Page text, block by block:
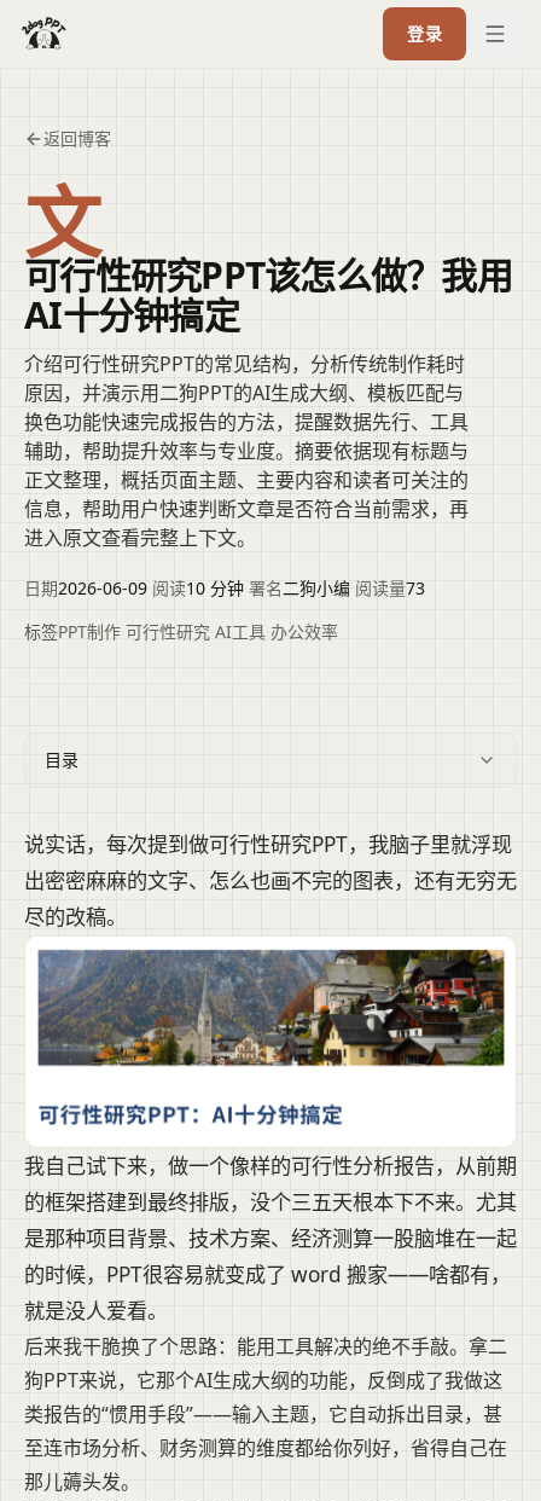
登录
返回博客
文
可行性研究PPT该怎么做？我用
AI十分钟搞定
介绍可行性研究PPT的常见结构，分析传统制作耗时
原因，并演示用二狗PPT的AI生成大纲、模板匹配与
换色功能快速完成报告的方法，提醒数据先行、工具
辅助，帮助提升效率与专业度。摘要依据现有标题与
正文整理，概括页面主题、主要内容和读者可关注的
信息，帮助用户快速判断文章是否符合当前需求，再
进入原文查看完整上下文。
日期2026-06-09 阅读10 分钟 署名二狗小编 阅读量73
标签PPT制作 可行性研究 AI工具 办公效率
目录
说实话，每次提到做可行性研究PPT，我脑子里就浮现
出密密麻麻的文字、怎么也画不完的图表，还有无穷无
尽的改稿。
我自己试下来，做一个像样的可行性分析报告，从前期
的框架搭建到最终排版，没个三五天根本下不来。尤其
是那种项目背景、技术方案、经济测算一股脑堆在一起
的时候，PPT很容易就变成了 word 搬家——啥都有，
就是没人爱看。
后来我干脆换了个思路：能用工具解决的绝不手敲。拿二
狗PPT来说，它那个AI生成大纲的功能，反倒成了我做这
类报告的“惯用手段”——输入主题，它自动拆出目录，甚
至连市场分析、财务测算的维度都给你列好，省得自己在
那儿薅头发。